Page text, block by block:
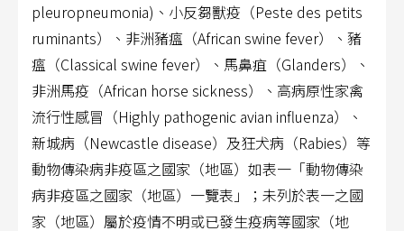
pleuropneumonia)、小反芻獸疫（Peste des petits
ruminants）、非洲豬瘟（African swine fever）、豬
瘟（Classical swine fever）、馬鼻疽（Glanders）、
非洲馬疫（African horse sickness）、高病原性家禽
流行性感冒（Highly pathogenic avian influenza）、
新城病（Newcastle disease）及狂犬病（Rabies）等
動物傳染病非疫區之國家（地區）如表一「動物傳染
病非疫區之國家（地區）一覽表」；未列於表一之國
家（地區）屬於疫情不明或已發生疫病等國家（地